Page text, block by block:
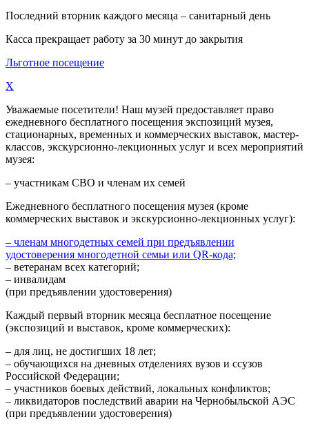
Последний вторник каждого месяца – санитарный день
Касса прекращает работу за 30 минут до закрытия
Льготное посещение
X
Уважаемые посетители! Наш музей предоставляет право
ежедневного бесплатного посещения экспозиций музея,
стационарных, временных и коммерческих выставок, мастер-
классов, экскурсионно-лекционных услуг и всех мероприятий
музея:
– участникам СВО и членам их семей
Ежедневного бесплатного посещения музея (кроме
коммерческих выставок и экскурсионно-лекционных услуг):
– членам многодетных семей при предъявлении
удостоверения многодетной семьи или QR-кода;
– ветеранам всех категорий;
– инвалидам
(при предъявлении удостоверения)
Каждый первый вторник месяца бесплатное посещение
(экспозиций и выставок, кроме коммерческих):
– для лиц, не достигших 18 лет;
– обучающихся на дневных отделениях вузов и ссузов
Российской Федерации;
– участников боевых действий, локальных конфликтов;
– ликвидаторов последствий аварии на Чернобыльской АЭС
(при предъявлении удостоверения)